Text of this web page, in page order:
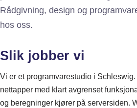
Rådgivning, design og
hos oss.
Slik jobber vi
Vi er et programvarestudio i
nettapper med klart avgrenset
og beregninger kjører på serversiden.